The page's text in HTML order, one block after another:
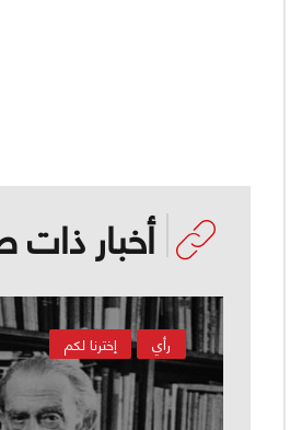
أخبار
إخترنا لكم رأي